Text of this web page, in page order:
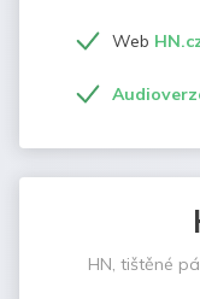
Web
HN, tištěné